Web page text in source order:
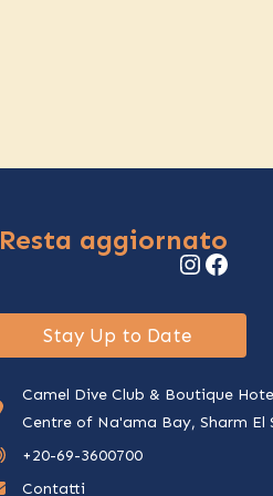
Resta aggiornato
Stay Up to Date
Camel Dive Club & Boutique
Centre of Na'ama Bay, Sharm El
+20-69-3600700
Contatti